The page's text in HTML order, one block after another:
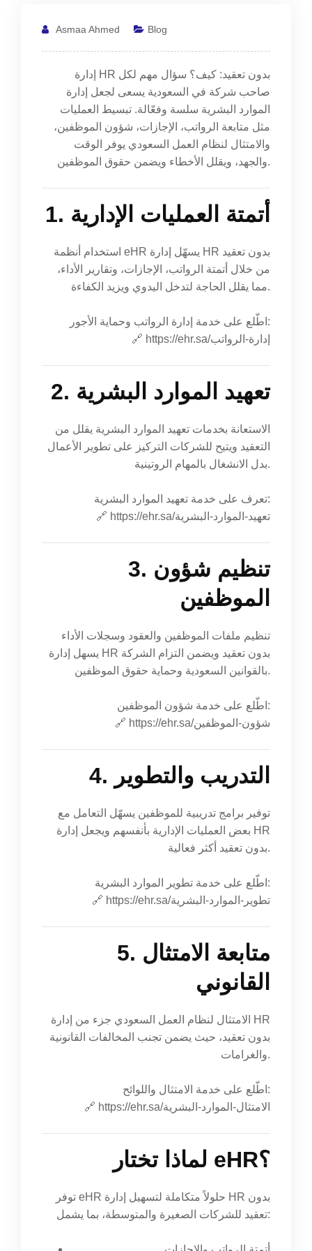
Asmaa Ahmed Blog
إدارة HR بدون تعقيد: كيف؟ سؤال مهم لكل
صاحب شركة في السعودية يسعى لجعل إدارة
الموارد البشرية سلسة وفعّالة. تبسيط العمليات
مثل متابعة الرواتب، الإجازات، شؤون الموظفين،
والامتثال لنظام العمل السعودي يوفر الوقت
والجهد، ويقلل الأخطاء ويضمن حقوق الموظفين.
1. أتمتة العمليات الإدارية
استخدام أنظمة eHR يسهّل إدارة HR بدون تعقيد
من خلال أتمتة الرواتب، الإجازات، وتقارير الأداء،
مما يقلل الحاجة لتدخل اليدوي ويزيد الكفاءة.
اطّلع على خدمة إدارة الرواتب وحماية الأجور:
🔗
https://ehr.sa/إدارة-الرواتب
2. تعهيد الموارد البشرية
الاستعانة بخدمات تعهيد الموارد البشرية يقلل من
التعقيد ويتيح للشركات التركيز على تطوير الأعمال
بدل الانشغال بالمهام الروتينية.
تعرف على خدمة تعهيد الموارد البشرية:
🔗
https://ehr.sa/تعهيد-الموارد-البشرية
3. تنظيم شؤون
الموظفين
تنظيم ملفات الموظفين والعقود وسجلات الأداء
يسهل إدارة HR بدون تعقيد ويضمن التزام الشركة
بالقوانين السعودية وحماية حقوق الموظفين.
اطّلع على خدمة شؤون الموظفين:
🔗
https://ehr.sa/شؤون-الموظفين
4. التدريب والتطوير
توفير برامج تدريبية للموظفين يسهّل التعامل مع
بعض العمليات الإدارية بأنفسهم ويجعل إدارة HR
بدون تعقيد أكثر فعالية.
اطّلع على خدمة تطوير الموارد البشرية:
🔗
https://ehr.sa/تطوير-الموارد-البشرية
5. متابعة الامتثال
القانوني
الامتثال لنظام العمل السعودي جزء من إدارة HR
بدون تعقيد، حيث يضمن تجنب المخالفات القانونية
والغرامات.
اطّلع على خدمة الامتثال واللوائح:
🔗
https://ehr.sa/الامتثال-الموارد-البشرية
لماذا تختار eHR؟
توفر eHR حلولاً متكاملة لتسهيل إدارة HR بدون
تعقيد للشركات الصغيرة والمتوسطة، بما يشمل: